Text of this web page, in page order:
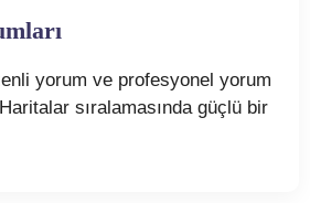
yorum ve profesyonel yorum
sıralamasında güçlü bir